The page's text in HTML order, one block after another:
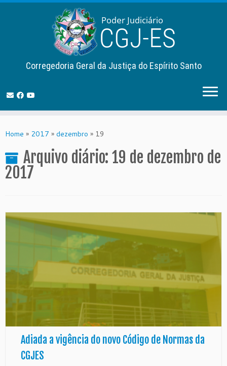
to
Corregedoria Geral da Justiça do Espírito Santo
Home » 2017 » dezembro » 19
Arquivo diário: 19 de dezembro de
2017
Adiada a vigência do novo Código de Normas da
CGJES